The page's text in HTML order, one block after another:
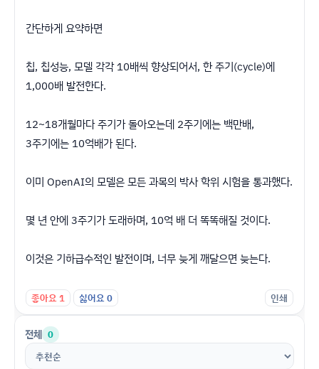
간단하게 요약하면
칩, 칩성능, 모델 각각 10배씩 향상되어서, 한 주기(cycle)에
1,000배 발전한다.
12~18개월마다 주기가 돌아오는데 2주기에는 백만배,
3주기에는 10억배가 된다.
이미 OpenAI의 모델은 모든 과목의 박사 학위 시험을 통과했다.
몇 년 안에 3주기가 도래하며, 10억 배 더 똑똑해질 것이다.
이것은 기하급수적인 발전이며, 너무 늦게 깨달으면 늦는다.
좋아요 1 싫어요 0 인쇄
전체 0